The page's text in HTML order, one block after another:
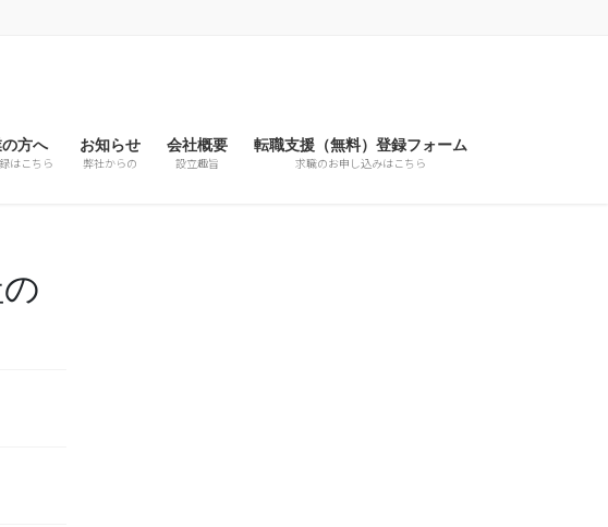
方へ
はこちら
お知らせ
弊社からの
会社概要
設立趣旨
転職支援（無料）登録フォーム
求職のお申し込みはこちら